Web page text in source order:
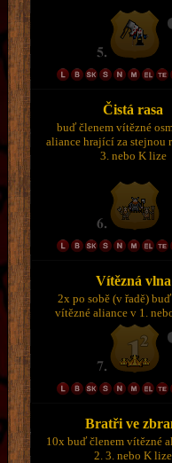
Čistá rasa
buď členem vítězné
aliance hrající za stejnou
3. nebo K lize
Vítězná vlna
2x po sobě (v řadě)
vítězné aliance v 1.
Bratři ve
10x buď členem vítězné
2. 3. nebo K lize